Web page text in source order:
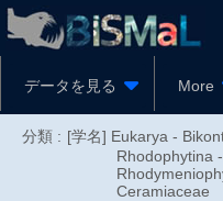
データを見る More
分類 : [学名] Eukarya -
Rhodophytina
Ceramiaceae